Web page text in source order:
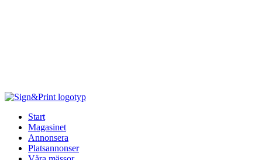
Start
Magasinet
Annonsera
Platsannonser